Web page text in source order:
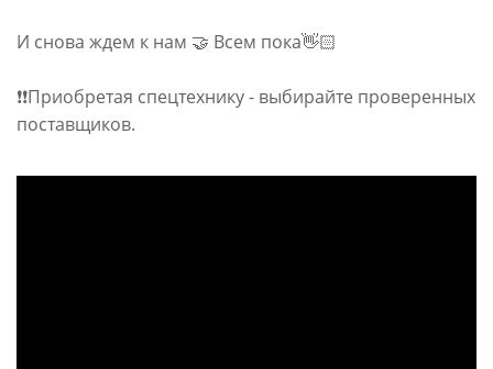
И снова ждем к нам 🤝 Всем пока👋🏻
❗❗Приобретая спецтехнику - выбирайте проверенных
поставщиков.